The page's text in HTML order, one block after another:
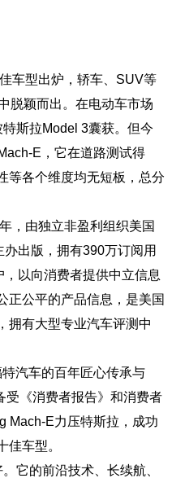
车型出炉，轿车、SUV等
脱颖而出。在电动车市场
斯拉Model 3囊获。但今
E，它在道路测试得
等各个维度均无短板，总分
，由独立非盈利组织美国
出版，拥有390万订阅用
以向消费者提供中立信息
正公平的产品信息，是美国
拥有大型专业汽车评测中
汽车的百年匠心传承与
受《消费者报告》和消费者
Mach-E力压特斯拉，成功
佳车型。
它的前沿技术、长续航、